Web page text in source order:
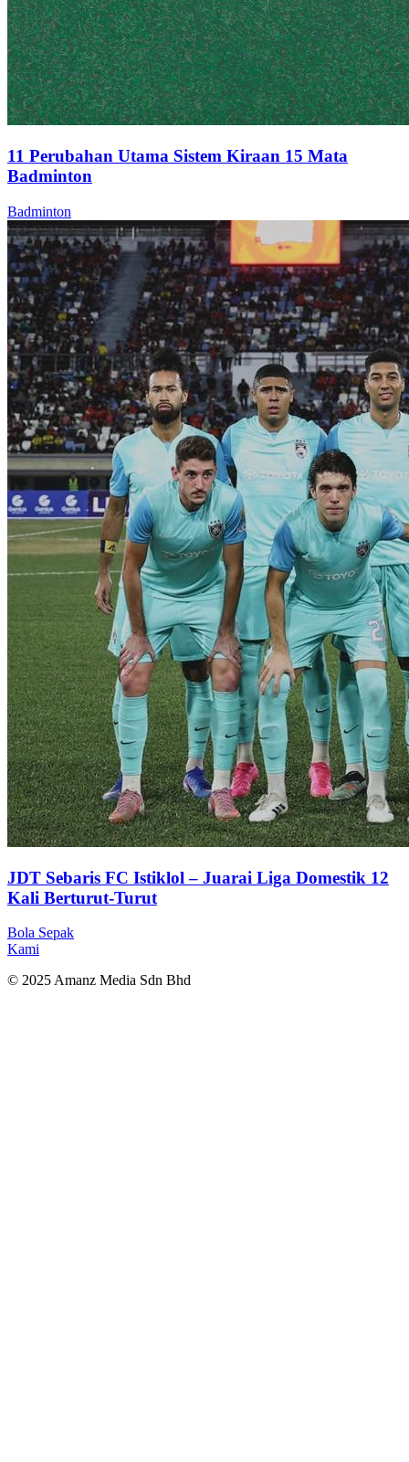
11 Perubahan Utama Sistem Kiraan 15 Mata
Badminton
Badminton
JDT Sebaris FC Istiklol – Juarai Liga Domestik 12
Kali Berturut-Turut
Bola Sepak
Kami
© 2025 Amanz Media Sdn Bhd